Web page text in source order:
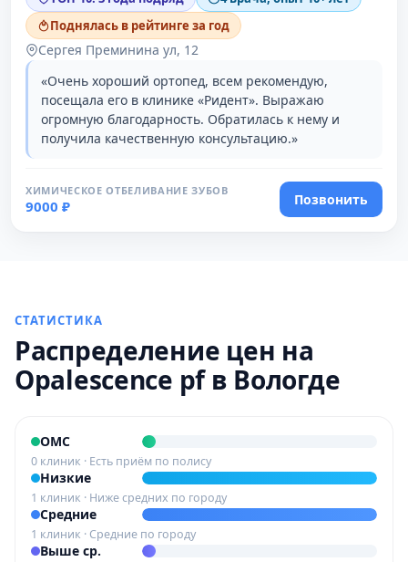
Поднялась в рейтинге за год
Сергея Преминина ул, 12
«Очень хороший ортопед, всем рекомендую,
посещала его в клинике «Ридент». Выражаю
огромную благодарность. Обратилась к нему и
получила качественную консультацию.»
ХИМИЧЕСКОЕ ОТБЕЛИВАНИЕ ЗУБОВ
9000 ₽ Позвонить
СТАТИСТИКА
Распределение цен на
Opalescence pf в Вологде
ОМС
0 клиник · Есть приём по полису
Низкие
1 клиник · Ниже средних по городу
Средние
1 клиник · Средние по городу
Выше ср.